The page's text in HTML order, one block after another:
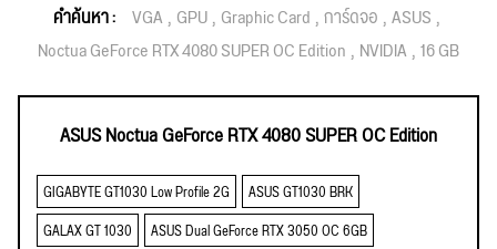
คำค้นหา : VGA GPU Graphic Card การ์ดจอ ASUS
Noctua GeForce RTX 4080 SUPER OC Edition NVIDIA 16 GB
ASUS Noctua GeForce RTX 4080 SUPER OC Edition
GIGABYTE GT1030 Low Profile 2G
ASUS GT1030 BRK
GALAX GT 1030
ASUS Dual GeForce RTX 3050 OC 6GB